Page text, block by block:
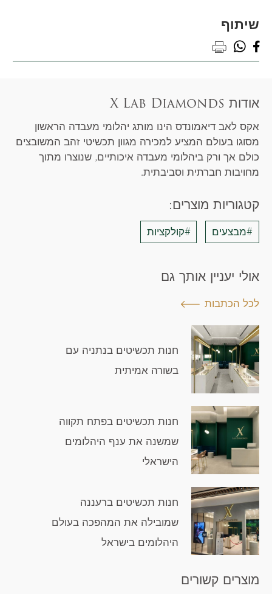
שיתוף
facebook
whatsapp
print
אודות X Lab Diamonds
אקס לאב דיאמונדס הינו מותג יהלומי מעבדה הראשון
מסוגו בעולם המציע למכירה מגוון תכשיטי זהב המשובצים
כולם אך ורק ביהלומי מעבדה איכותיים, שנוצרו מתוך
מחויבות חברתית וסביבתית.
קטגוריות מוצרים:
#מבצעים #קולקציות
אולי יעניין אותך גם
לכל הכתבות
חנות תכשיטים בנתניה עם
בשורה אמיתית
חנות תכשיטים בפתח תקווה
שמשנה את ענף היהלומים
הישראלי
חנות תכשיטים ברעננה
שמובילה את המהפכה בעולם
היהלומים בישראל
מוצרים קשורים